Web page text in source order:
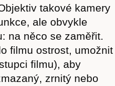
takové kamery
ale obvykle
na něco se zaměřit.
filmu ostrost, umožnit
filmu), aby
zrnitý nebo